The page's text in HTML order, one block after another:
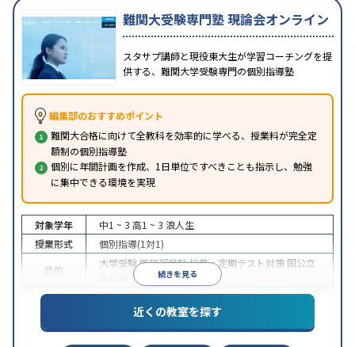
難関大受験専門塾 現論会オンライン
スタサプ講師と現役東大生が学習コーチングを提
供する、難関大学受験専門の個別指導塾
編集部のおすすめポイント
難関大合格に向けて全教科を効率的に学べる、授業料が完全定
額制の個別指導塾
個別に年間計画を作成、1日単位ですべきことも指示し、勉強
に集中できる環境を実現
続きを見る
対象学年 中1 ~ 3 高1 ~ 3 浪人生
授業形式
個別指導(1対1)
目的
大学受験医学部受験授業・定期テスト対策 国公立
英検(英語検定)対策
中高一貫校生に対応授業の振替可能オンライン対
自習室あり
近くの教室を探す